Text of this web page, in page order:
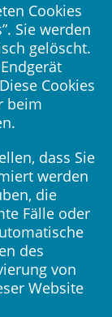
Cookies
Sie werden
gelöscht.
Cookies
beim
dass Sie
werden
die
Fälle oder
des
von
Website